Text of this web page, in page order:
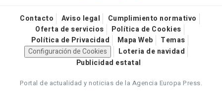
Contacto Aviso legal
Cumplimiento normativo
Oferta de servicios
Política de Cookies
Política de Privacidad
Mapa Web
Temas
Configuración de Cookies
Loteria de navidad
Publicidad estatal
Portal de actualidad y noticias de la Agencia Europa Press.